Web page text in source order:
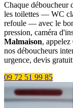
Chaque déboucheur
les toilettes — WC
refoule — avec le
pression, caméra
Malmaison,
nos déboucheurs
urgence, devis
09 72 51 99 85